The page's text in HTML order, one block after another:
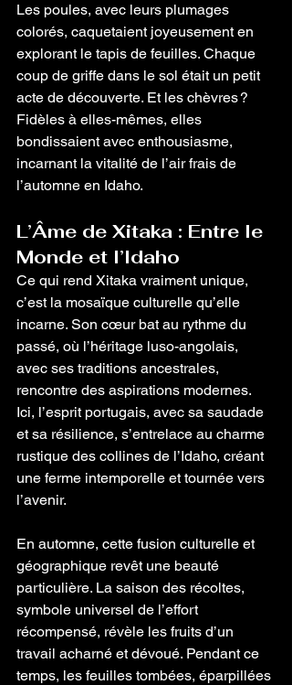
Les poules, avec leurs plumages
colorés, caquetaient joyeusement en
explorant le tapis de feuilles. Chaque
coup de griffe dans le sol était un petit
acte de découverte. Et les chèvres ?
Fidèles à elles-mêmes, elles
bondissaient avec enthousiasme,
incarnant la vitalité de l’air frais de
l’automne en Idaho.
L’Âme de Xitaka : Entre le
Monde et l’Idaho
Ce qui rend Xitaka vraiment unique,
c’est la mosaïque culturelle qu’elle
incarne. Son cœur bat au rythme du
passé, où l’héritage luso-angolais,
avec ses traditions ancestrales,
rencontre des aspirations modernes.
Ici, l’esprit portugais, avec sa saudade
et sa résilience, s’entrelace au charme
rustique des collines de l’Idaho, créant
une ferme intemporelle et tournée vers
l’avenir.
En automne, cette fusion culturelle et
géographique revêt une beauté
particulière. La saison des récoltes,
symbole universel de l’effort
récompensé, révèle les fruits d’un
travail acharné et dévoué. Pendant ce
temps, les feuilles tombées, éparpillées